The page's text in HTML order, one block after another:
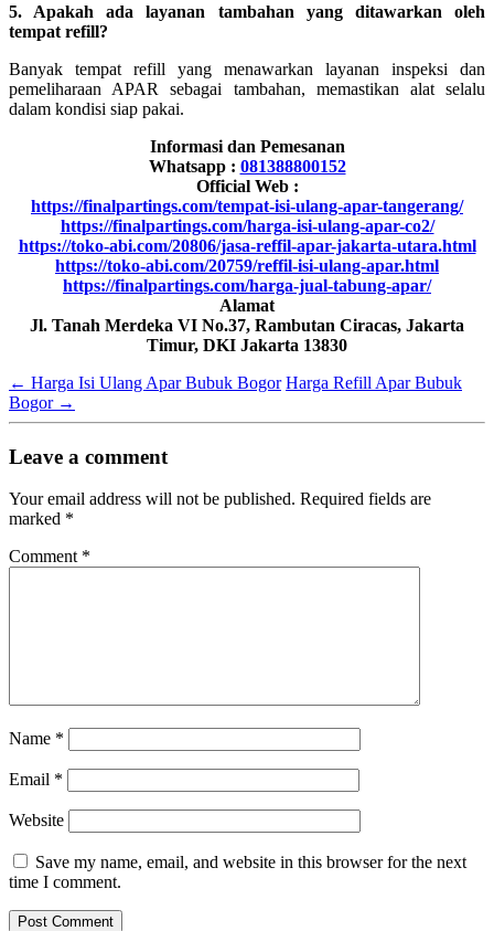
5. Apakah ada layanan tambahan yang ditawarkan oleh
tempat refill?
Banyak tempat refill yang menawarkan layanan inspeksi dan
pemeliharaan APAR sebagai tambahan, memastikan alat selalu
dalam kondisi siap pakai.
Informasi dan Pemesanan
Whatsapp : 081388800152
Official Web :
https://finalpartings.com/tempat-isi-ulang-apar-tangerang/
https://finalpartings.com/harga-isi-ulang-apar-co2/
https://toko-abi.com/20806/jasa-reffil-apar-jakarta-utara.html
https://toko-abi.com/20759/reffil-isi-ulang-apar.html
https://finalpartings.com/harga-jual-tabung-apar/
Alamat
Jl. Tanah Merdeka VI No.37, Rambutan Ciracas, Jakarta
Timur, DKI Jakarta 13830
← Harga Isi Ulang Apar Bubuk Bogor Harga Refill Apar Bubuk
Bogor →
Leave a comment
Your email address will not be published. Required fields are
marked *
Comment *
Name *
Email *
Website
Save my name, email, and website in this browser for the next
time I comment.